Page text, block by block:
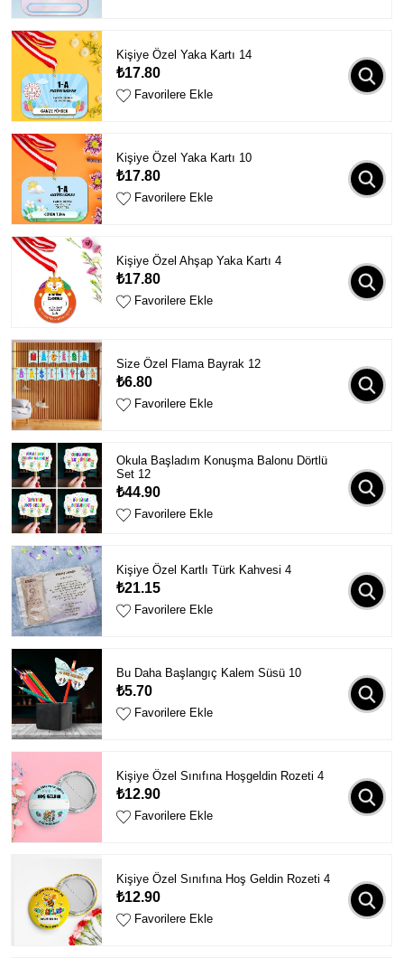
Kişiye Özel Yaka Kartı 14
₺17.80
Favorilere Ekle
Kişiye Özel Yaka Kartı 10
₺17.80
Favorilere Ekle
Kişiye Özel Ahşap Yaka Kartı 4
₺17.80
Favorilere Ekle
Size Özel Flama Bayrak 12
₺6.80
Favorilere Ekle
Okula Başladım Konuşma Balonu Dörtlü
Set 12
₺44.90
Favorilere Ekle
Kişiye Özel Kartlı Türk Kahvesi 4
₺21.15
Favorilere Ekle
Bu Daha Başlangıç Kalem Süsü 10
₺5.70
Favorilere Ekle
Kişiye Özel Sınıfına Hoşgeldin Rozeti 4
₺12.90
Favorilere Ekle
Kişiye Özel Sınıfına Hoş Geldin Rozeti 4
₺12.90
Favorilere Ekle